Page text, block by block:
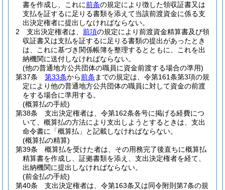
書を作成し、これに前条の規定により徴した領収証書又は
支払を証するに足りる書類を添えて当該前渡資金に係る支
出決定権者に提出しなければならない。
2
支出決定権者は、 前項の規定により前渡資金精算書及び領
収証書又は支払を証するに足りる書類の提出があったとき
は、これに基づき関係帳簿を整理するとともに、これを出
納機関に送付しなければならない。
(他の普通地方公共団体の職員に資金前渡する場合の準用)
第37条
第33条から前条 までの規定は、令第161条第3項の規
定により他の普通地方公共団体の職員に対して資金の前渡
をする場合に準用する。
(概算払の手続)
第38条
支出決定権者は、令第162条各号に掲げる経費につ
いて、概算払の方法により支出しようとするときは、支出
命令書に「概算払」と記載しなければならない。
(概算払の精算)
第39条
概算払を受けた者は、その用務完了後直ちに概算払
精算書を作成し、証拠書類を添え、支出決定権者を経て、
出納機関に提出しなければならない。
(前金払の手続)
第40条
支出決定権者は、令第163条又は同令附則第7条の規